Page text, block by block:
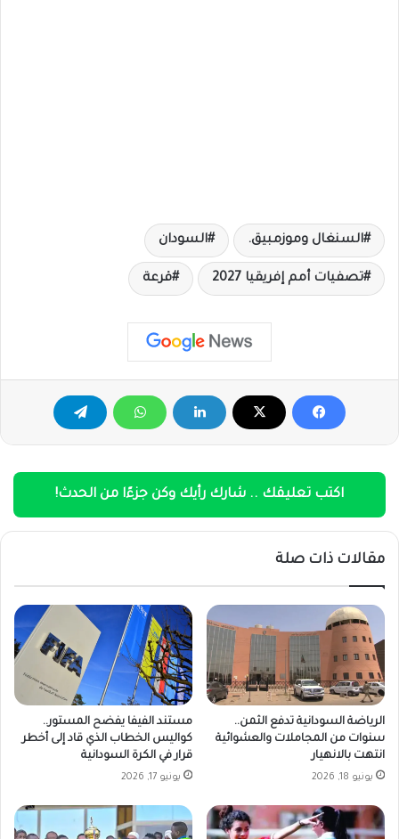
السنغال وموزمبيق. السودان
تصفيات أمم إفريقيا 2027 قرعة
اكتب تعليقك .. شارك رأيك وكن جزءًا من الحدث!
مقالات ذات صلة
الرياضة السودانية تدفع الثمن..
سنوات من المجاملات والعشوائية
انتهت بالانهيار
يونيو 18, 2026
مستند الفيفا يفضح المستور..
كواليس الخطاب الذي قاد إلى أخطر
قرار في الكرة السودانية
يونيو 17, 2026